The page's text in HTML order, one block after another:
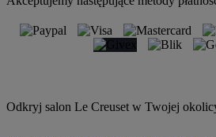
Odkryj salon Le Creuset w Twojej